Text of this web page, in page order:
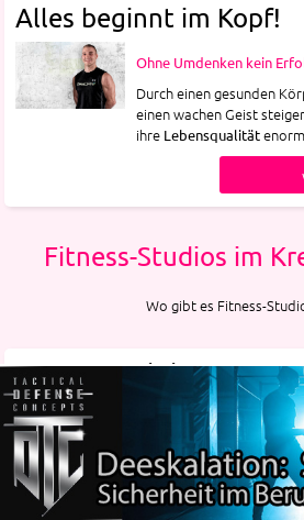
Alles beginnt im Kopf!
Ohne Umdenken kein
Durch einen gesunden
einen wachen Geist
ihre Lebensqualität
Fitness-Studios im
Wo gibt es Fitness-
Jonny M. Club S33
Sieglestraße 25 70469
Fitnessstudio
https://jonny-m.de/fitnessstudios-stuttgart/